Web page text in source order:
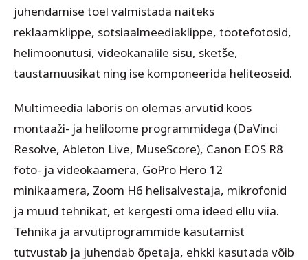
juhendamise toel valmistada näiteks
reklaamklippe, sotsiaalmeediaklippe, tootefotosid,
helimoonutusi, videokanalile sisu, sketše,
taustamuusikat ning ise komponeerida heliteoseid.
Multimeedia laboris on olemas arvutid koos
montaaži- ja heliloome programmidega (DaVinci
Resolve, Ableton Live, MuseScore), Canon EOS R8
foto- ja videokaamera, GoPro Hero 12
minikaamera, Zoom H6 helisalvestaja, mikrofonid
ja muud tehnikat, et kergesti oma ideed ellu viia.
Tehnika ja arvutiprogrammide kasutamist
tutvustab ja juhendab õpetaja, ehkki kasutada võib